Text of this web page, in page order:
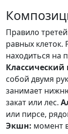
Правило
равных
находиться на
Классический
собой двумя
занимает
закат или лес.
или пирсе,
Экшн: момент